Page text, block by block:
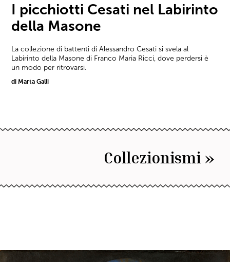
I picchiotti Cesati nel Labirinto
della Masone
La collezione di battenti di Alessandro Cesati si svela al
Labirinto della Masone di Franco Maria Ricci, dove perdersi è
un modo per ritrovarsi.
di Marta Galli
Collezionismi »